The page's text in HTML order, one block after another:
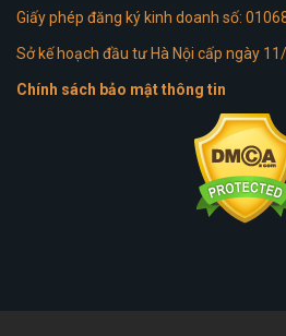
Giấy phép đăng ký kinh doanh số:
Sở kế hoạch đầu tư Hà Nội cấp ngày
Chính sách bảo mật thông tin